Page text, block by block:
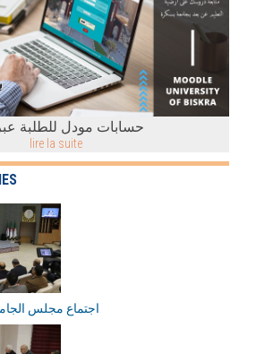
حسابات مودل للطلبة
lire la suite
اجتماع مجلس